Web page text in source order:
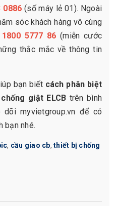
0886 (số máy lẻ 01). Ngoài
sóc khách hàng vô cùng
1800 5777 86 (miễn cước
thắc mắc về thông tin
bạn biết cách phân biệt
giật ELCB trên bình
myvietgroup.vn để có
bạn nhé.
, cầu giao cb, thiết bị chống